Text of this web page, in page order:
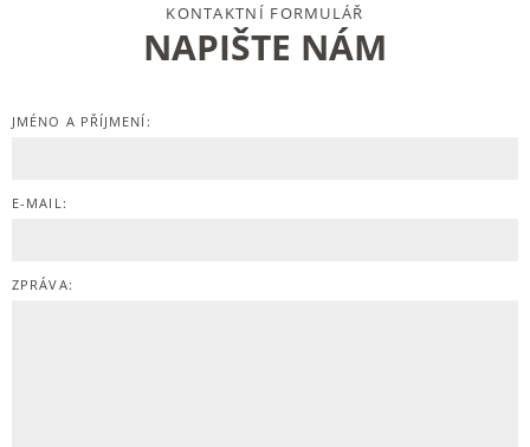
NAPIŠTE NÁM
KONTAKTNÍ FORMULÁŘ
JMÉNO A PŘÍJMENÍ:
E-MAIL:
ZPRÁVA: